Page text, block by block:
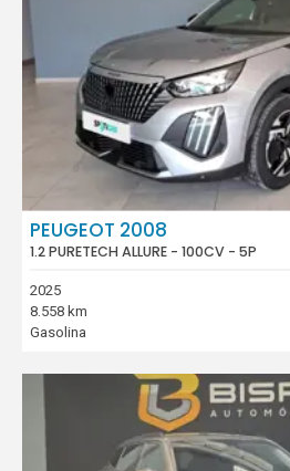
PEUGEOT 2008
1.2 PURETECH ALLURE - 100CV - 5P
2025
8.558 km
Gasolina